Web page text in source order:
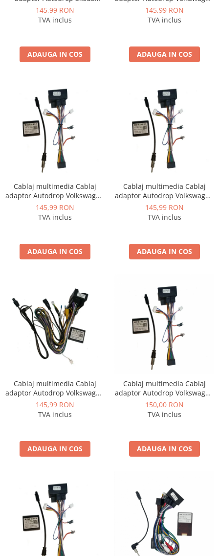
Superb (2009-2013) pentru
Navigații multimedia Android
145,99 RON
TVA inclus
ADAUGA IN COS
Sharan (2012-2018) pentru
Navigații multimedia Android
145,99 RON
TVA inclus
ADAUGA IN COS
Cablaj multimedia Cablaj
adaptor Autodrop Volkswagen
Touareg (2002-2010) pentru
Navigații multimedia Android
145,99 RON
TVA inclus
ADAUGA IN COS
Cablaj multimedia Cablaj
adaptor Autodrop Volkswagen
Touran (2006-2008) pentru
Navigații multimedia Android
145,99 RON
TVA inclus
ADAUGA IN COS
Cablaj multimedia Cablaj
adaptor Autodrop Volkswagen
Caravelle / Multivan T6 (2015-
2019) pentru Navigații
145,99 RON
TVA inclus
ADAUGA IN COS
Cablaj multimedia Cablaj
adaptor Autodrop Volkswagen
Golf 6 pentru Navigatii
multimedia Android
150,00 RON
TVA inclus
ADAUGA IN COS